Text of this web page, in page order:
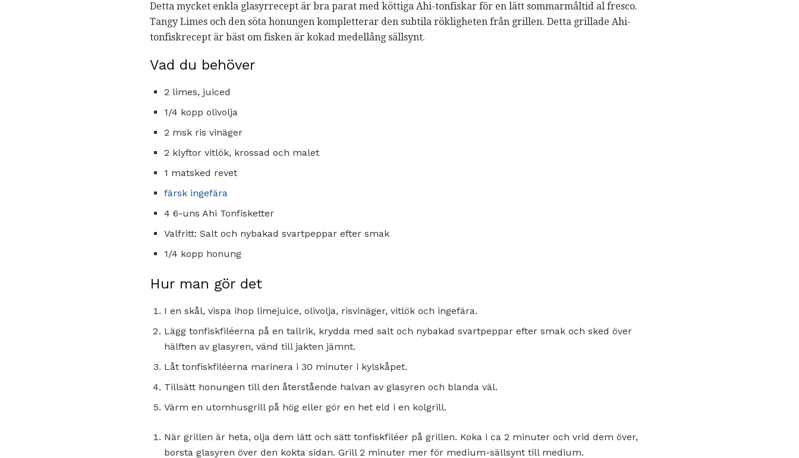
Detta mycket enkla glasyrrecept är bra parat med köttiga Ahi-tonfiskar för en lätt sommarmåltid al fresco.
Tangy Limes och den söta honungen kompletterar den subtila rökligheten från grillen. Detta grillade Ahi-
tonfiskrecept är bäst om fisken är kokad medellång sällsynt.
Vad du behöver
2 limes, juiced
1/4 kopp olivolja
2 msk ris vinäger
2 klyftor vitlök, krossad och malet
1 matsked revet
färsk ingefära
4 6-uns Ahi Tonfisketter
Valfritt: Salt och nybakad svartpeppar efter smak
1/4 kopp honung
Hur man gör det
I en skål, vispa ihop limejuice, olivolja, risvinäger, vitlök och ingefära.
Lägg tonfiskfiléerna på en tallrik, krydda med salt och nybakad svartpeppar efter smak och sked över
hälften av glasyren, vänd till jakten jämnt.
Låt tonfiskfiléerna marinera i 30 minuter i kylskåpet.
Tillsätt honungen till den återstående halvan av glasyren och blanda väl.
Värm en utomhusgrill på hög eller gör en het eld i en kolgrill.
När grillen är heta, olja dem lätt och sätt tonfiskfiléer på grillen. Koka i ca 2 minuter och vrid dem över,
borsta glasyren över den kokta sidan. Grill 2 minuter mer för medium-sällsynt till medium.